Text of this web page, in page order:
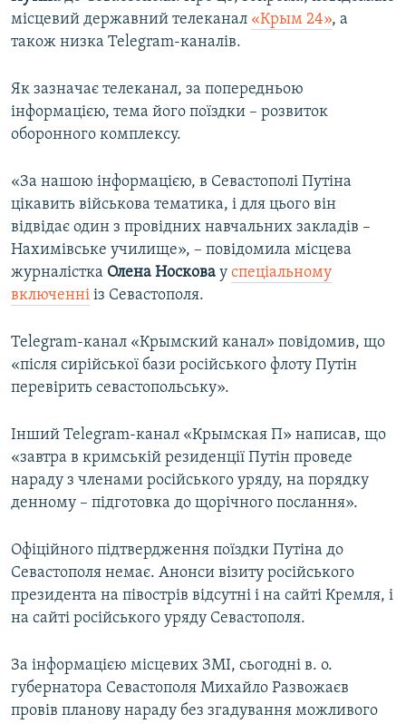
Усі сайти RFE/RL
місцевий державний телеканал «Крым 24», а
також низка Telegram-каналів.
Як зазначає телеканал, за попередньою
інформацією, тема його поїздки – розвиток
оборонного комплексу.
«За нашою інформацією, в Севастополі Путіна
цікавить військова тематика, і для цього він
відвідає один з провідних навчальних закладів –
Нахимівське училище», – повідомила місцева
журналістка Олена Носкова у спеціальному
включенні із Севастополя.
Telegram-канал «Крымский канал» повідомив, що
«після сирійської бази російського флоту Путін
перевірить севастопольську».
Інший Telegram-канал «Крымская П» написав, що
«завтра в кримській резиденції Путін проведе
нараду з членами російського уряду, на порядку
денному – підготовка до щорічного послання».
Офіційного підтвердження поїздки Путіна до
Севастополя немає. Анонси візиту російського
президента на півострів відсутні і на сайті Кремля, і
на сайті російського уряду Севастополя.
За інформацією місцевих ЗМІ, сьогодні в. о.
губернатора Севастополя Михайло Развожаєв
провів планову нараду без згадування можливого